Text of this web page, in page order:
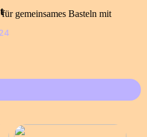
gemeinsames Basteln mit